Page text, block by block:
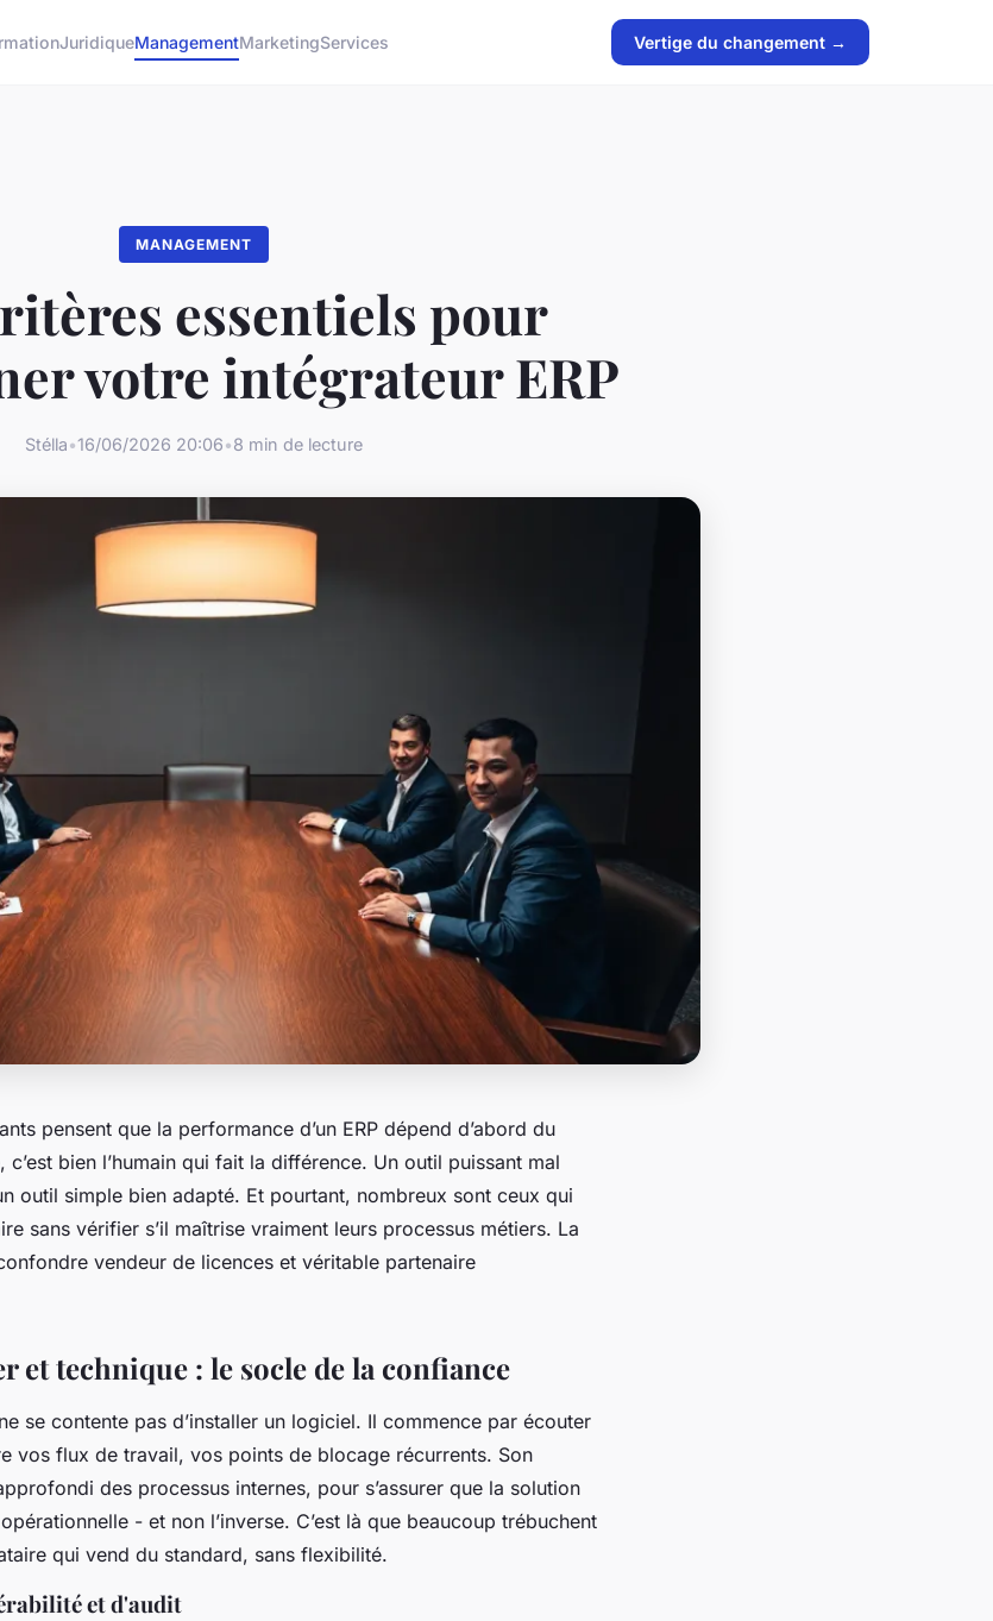
JuridiqueManagementMarketingServices Vertige du changement →
MANAGEMENT
essentiels pour
votre intégrateur ERP
Stélla•16/06/2026 20:06•8 min de lecture
pensent que la performance d’un ERP dépend d’abord du
bien l’humain qui fait la différence. Un outil puissant mal
outil simple bien adapté. Et pourtant, nombreux sont ceux qui
sans vérifier s’il maîtrise vraiment leurs processus métiers. La
vendeur de licences et véritable partenaire
et technique : le socle de la confiance
ne se contente pas d’installer un logiciel. Il commence par écouter
vos flux de travail, vos points de blocage récurrents. Son
des processus internes, pour s’assurer que la solution
- et non l’inverse. C’est là que beaucoup trébuchent
qui vend du standard, sans flexibilité.
et d'audit